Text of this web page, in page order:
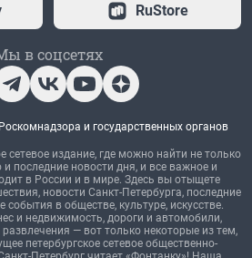
RuStore
в соцсетях
и государственных органов
сетевое издание, где можно найти не только
и последние новости дня, и все важное и
в России и в мире. Здесь вы отыщете
новости Санкт-Петербурга, последние
события в обществе, культуре, искусстве.
и недвижимость, дороги и автомобили,
— вот только некоторые из тем,
петербургское сетевое общественно-